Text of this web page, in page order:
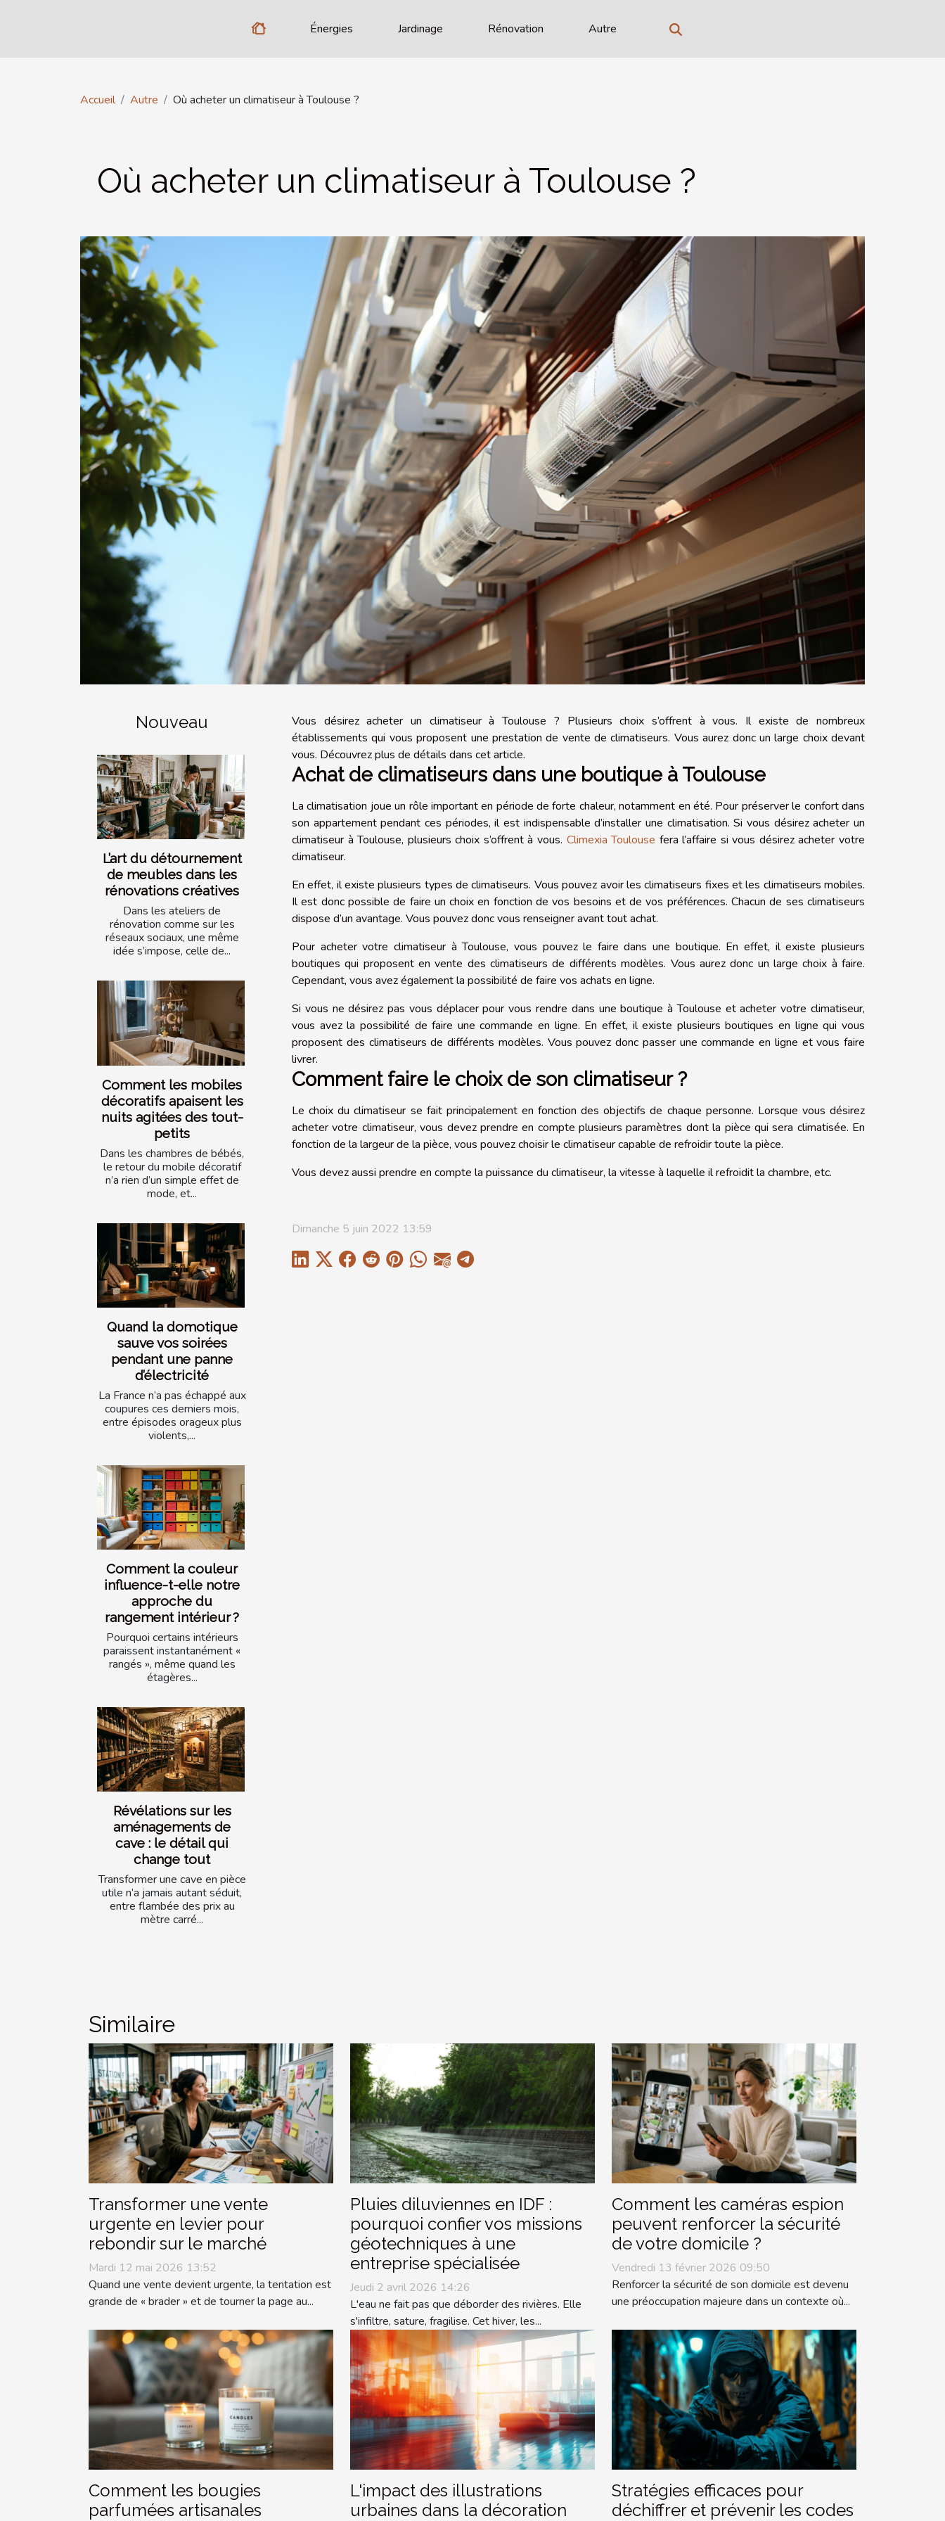
Énergies Jardinage Rénovation Autre
Accueil Autre Où acheter un climatiseur à Toulouse ?
Où acheter un climatiseur à Toulouse ?
Nouveau
L’art du détournement
de meubles dans les
rénovations créatives
Dans les ateliers de
rénovation comme sur les
réseaux sociaux, une même
idée s’impose, celle de...
Comment les mobiles
décoratifs apaisent les
nuits agitées des tout-
petits
Dans les chambres de bébés,
le retour du mobile décoratif
n’a rien d’un simple effet de
mode, et...
Quand la domotique
sauve vos soirées
pendant une panne
d’électricité
La France n’a pas échappé aux
coupures ces derniers mois,
entre épisodes orageux plus
violents,...
Comment la couleur
influence-t-elle notre
approche du
rangement intérieur ?
Pourquoi certains intérieurs
paraissent instantanément «
rangés », même quand les
étagères...
Révélations sur les
aménagements de
cave : le détail qui
change tout
Transformer une cave en pièce
utile n’a jamais autant séduit,
entre flambée des prix au
mètre carré...
Vous désirez acheter un climatiseur à Toulouse ? Plusieurs choix s’offrent à vous. Il existe de nombreux
établissements qui vous proposent une prestation de vente de climatiseurs. Vous aurez donc un large choix devant
vous. Découvrez plus de détails dans cet article.
Achat de climatiseurs dans une boutique à Toulouse
La climatisation joue un rôle important en période de forte chaleur, notamment en été. Pour préserver le confort dans
son appartement pendant ces périodes, il est indispensable d’installer une climatisation. Si vous désirez acheter un
climatiseur à Toulouse, plusieurs choix s’offrent à vous. Climexia Toulouse fera l’affaire si vous désirez acheter votre
climatiseur.
En effet, il existe plusieurs types de climatiseurs. Vous pouvez avoir les climatiseurs fixes et les climatiseurs mobiles.
Il est donc possible de faire un choix en fonction de vos besoins et de vos préférences. Chacun de ses climatiseurs
dispose d’un avantage. Vous pouvez donc vous renseigner avant tout achat.
Pour acheter votre climatiseur à Toulouse, vous pouvez le faire dans une boutique. En effet, il existe plusieurs
boutiques qui proposent en vente des climatiseurs de différents modèles. Vous aurez donc un large choix à faire.
Cependant, vous avez également la possibilité de faire vos achats en ligne.
Si vous ne désirez pas vous déplacer pour vous rendre dans une boutique à Toulouse et acheter votre climatiseur,
vous avez la possibilité de faire une commande en ligne. En effet, il existe plusieurs boutiques en ligne qui vous
proposent des climatiseurs de différents modèles. Vous pouvez donc passer une commande en ligne et vous faire
livrer.
Comment faire le choix de son climatiseur ?
Le choix du climatiseur se fait principalement en fonction des objectifs de chaque personne. Lorsque vous désirez
acheter votre climatiseur, vous devez prendre en compte plusieurs paramètres dont la pièce qui sera climatisée. En
fonction de la largeur de la pièce, vous pouvez choisir le climatiseur capable de refroidir toute la pièce.
Vous devez aussi prendre en compte la puissance du climatiseur, la vitesse à laquelle il refroidit la chambre, etc.
Dimanche 5 juin 2022 13:59
Similaire
Transformer une vente
urgente en levier pour
rebondir sur le marché
Mardi 12 mai 2026 13:52
Quand une vente devient urgente, la tentation est
grande de « brader » et de tourner la page au...
Pluies diluviennes en IDF :
pourquoi confier vos missions
géotechniques à une
entreprise spécialisée
Jeudi 2 avril 2026 14:26
L'eau ne fait pas que déborder des rivières. Elle
s'infiltre, sature, fragilise. Cet hiver, les...
Comment les caméras espion
peuvent renforcer la sécurité
de votre domicile ?
Vendredi 13 février 2026 09:50
Renforcer la sécurité de son domicile est devenu
une préoccupation majeure dans un contexte où...
Comment les bougies
parfumées artisanales
L'impact des illustrations
urbaines dans la décoration
Stratégies efficaces pour
déchiffrer et prévenir les codes